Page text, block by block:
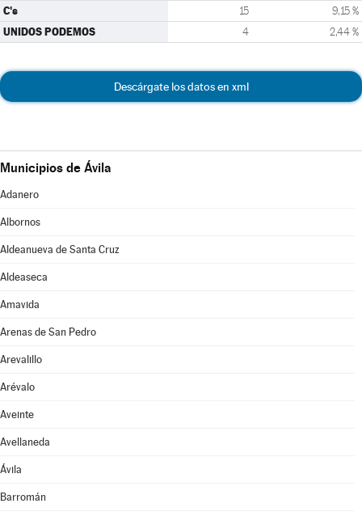
C's 15 9,15 %
UNIDOS PODEMOS 4 2,44 %
Descárgate los datos en xml
Municipios de Ávila
Adanero
Albornos
Aldeanueva de Santa Cruz
Aldeaseca
Amavida
Arenas de San Pedro
Arevalillo
Arévalo
Aveinte
Avellaneda
Ávila
Barromán